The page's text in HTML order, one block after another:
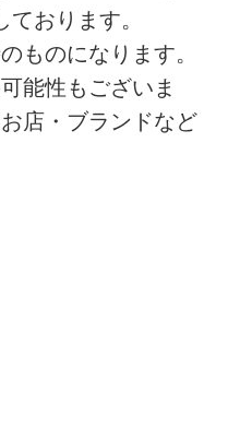
おります。
ものになります。
能性もございま
店・ブランドなど